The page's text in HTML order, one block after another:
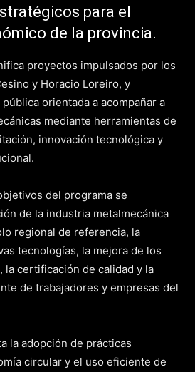
para el
de la provincia.
proyectos impulsados por los
y Horacio Loreiro, y
orientada a acompañar a
mediante herramientas de
innovación tecnológica y
del programa se
de la industria metalmecánica
regional de referencia, la
tecnologías, la mejora de los
la certificación de calidad y la
de trabajadores y empresas del
la adopción de prácticas
circular y el uso eficiente de